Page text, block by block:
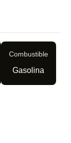
Combustible
Gasolina